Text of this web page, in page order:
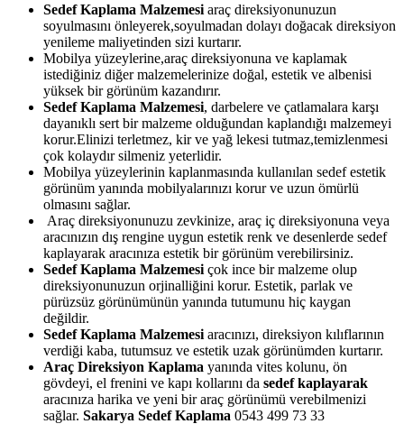
Sedef Kaplama Malzemesi araç direksiyonunuzun
soyulmasını önleyerek,soyulmadan dolayı doğacak direksiyon
yenileme maliyetinden sizi kurtarır.
Mobilya yüzeylerine,araç direksiyonuna ve kaplamak
istediğiniz diğer malzemelerinize doğal, estetik ve albenisi
yüksek bir görünüm kazandırır.
Sedef Kaplama Malzemesi, darbelere ve çatlamalara karşı
dayanıklı sert bir malzeme olduğundan kaplandığı malzemeyi
korur.Elinizi terletmez, kir ve yağ lekesi tutmaz,temizlenmesi
çok kolaydır silmeniz yeterlidir.
Mobilya yüzeylerinin kaplanmasında kullanılan sedef estetik
görünüm yanında mobilyalarınızı korur ve uzun ömürlü
olmasını sağlar.
Araç direksiyonunuzu zevkinize, araç iç direksiyonuna veya
aracınızın dış rengine uygun estetik renk ve desenlerde sedef
kaplayarak aracınıza estetik bir görünüm verebilirsiniz.
Sedef Kaplama Malzemesi çok ince bir malzeme olup
direksiyonunuzun orjinalliğini korur. Estetik, parlak ve
pürüzsüz görünümünün yanında tutumunu hiç kaygan
değildir.
Sedef Kaplama Malzemesi aracınızı, direksiyon kılıflarının
verdiği kaba, tutumsuz ve estetik uzak görünümden kurtarır.
Araç Direksiyon Kaplama yanında vites kolunu, ön
gövdeyi, el frenini ve kapı kollarını da sedef kaplayarak
aracınıza harika ve yeni bir araç görünümü verebilmenizi
sağlar. Sakarya Sedef Kaplama 0543 499 73 33